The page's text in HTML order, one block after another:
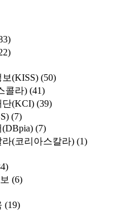
(KISS) (50)
콜라) (41)
단(KCI) (39)
(7)
(7)
라(코리아스칼라) (1)
(6)
(19)